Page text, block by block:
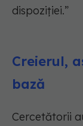
dispoziției.”
Creierul,
bază
Cercetătorii